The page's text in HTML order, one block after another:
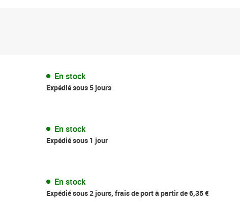
En stock
Expédié sous 5 jours
En stock
Expédié sous 1 jour
En stock
Expédié sous 2 jours, frais de port à partir de 6,35 €